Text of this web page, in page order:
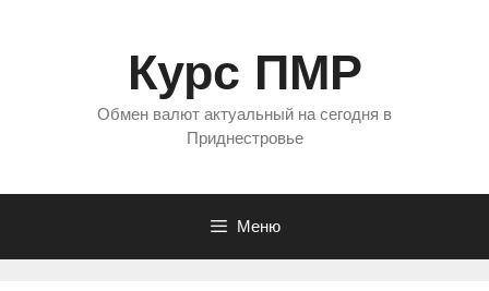
Курс ПМР
Обмен валют актуальный на сегодня в
Приднестровье
Меню